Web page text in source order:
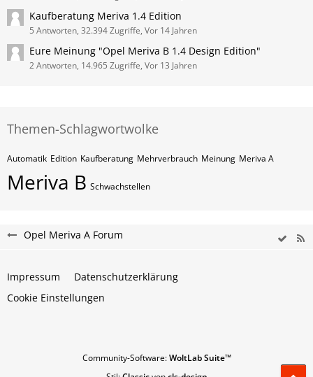
Kaufberatung Meriva 1.4 Edition
5 Antworten, 32.394 Zugriffe, Vor 14 Jahren
Eure Meinung "Opel Meriva B 1.4 Design Edition"
2 Antworten, 14.965 Zugriffe, Vor 13 Jahren
Themen-Schlagwortwolke
Automatik Edition Kaufberatung Mehrverbrauch Meinung Meriva A
Meriva B Schwachstellen
Opel Meriva A Forum
Impressum
Datenschutzerklärung
Cookie Einstellungen
Community-Software:WoltLab Suite™